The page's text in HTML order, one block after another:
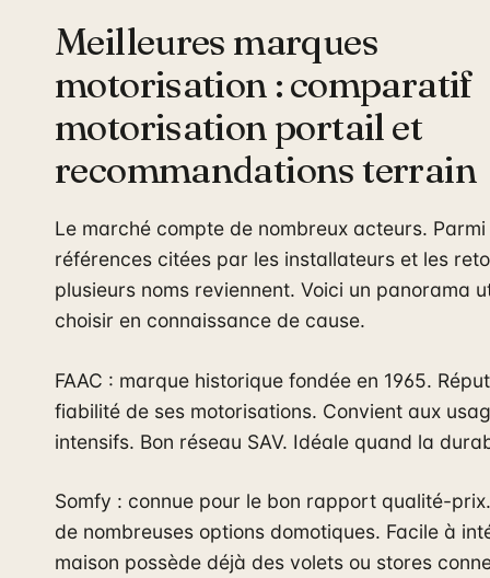
Meilleures marques
motorisation : comparatif
motorisation portail et
recommandations terrain
Le marché compte de nombreux acteurs. Parmi
références citées par les installateurs et les
plusieurs noms reviennent. Voici un panorama
choisir en connaissance de cause.
FAAC : marque historique fondée en 1965.
fiabilité de ses motorisations. Convient aux
intensifs. Bon réseau SAV. Idéale quand la
Somfy : connue pour le bon rapport qualité-
de nombreuses options domotiques. Facile à
maison possède déjà des volets ou stores